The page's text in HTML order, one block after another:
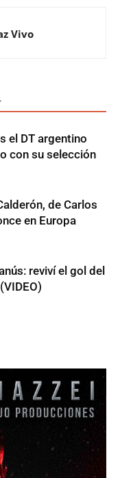
Vivo
el DT argentino
con su selección
de Carlos
en Europa
reviví el gol del